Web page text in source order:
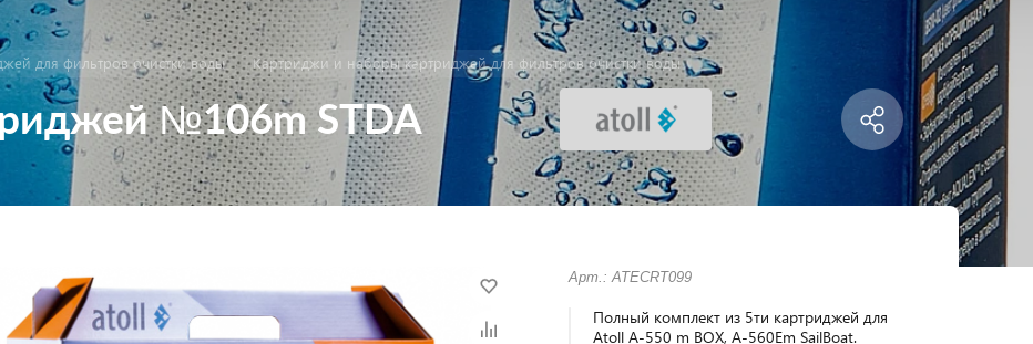
для фильтров очистки воды Картриджи и наборы картриджей для фильтров очистки воды
№106m STDA
Арт.: ATECRT099
Полный комплект из 5ти картриджей для
Atoll А-550 m BOX, A-560Em SailBoat.